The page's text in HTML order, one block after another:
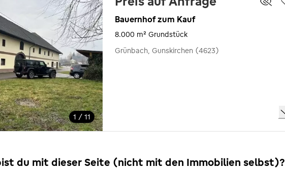
1 / 11
Bauernhof zum Kauf
8.000 m² Grundstück
Grünbach, Gunskirchen (4623)
du mit dieser Seite (nicht mit den Immobilien selbst)?